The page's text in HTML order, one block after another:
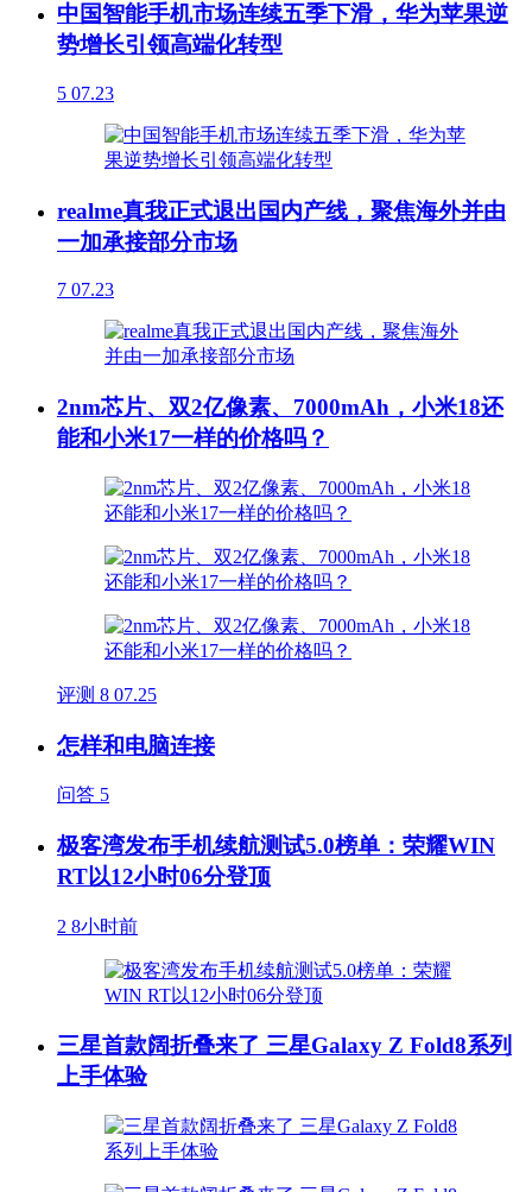
中国智能手机市场连续五季下滑，华为苹果逆
势增长引领高端化转型
5 07.23
realme真我正式退出国内产线，聚焦海外并由
一加承接部分市场
7 07.23
2nm芯片、双2亿像素、7000mAh，小米18还
能和小米17一样的价格吗？
评测 8 07.25
怎样和电脑连接
问答 5
极客湾发布手机续航测试5.0榜单：荣耀WIN
RT以12小时06分登顶
2 8小时前
三星首款阔折叠来了 三星Galaxy Z Fold8系列
上手体验